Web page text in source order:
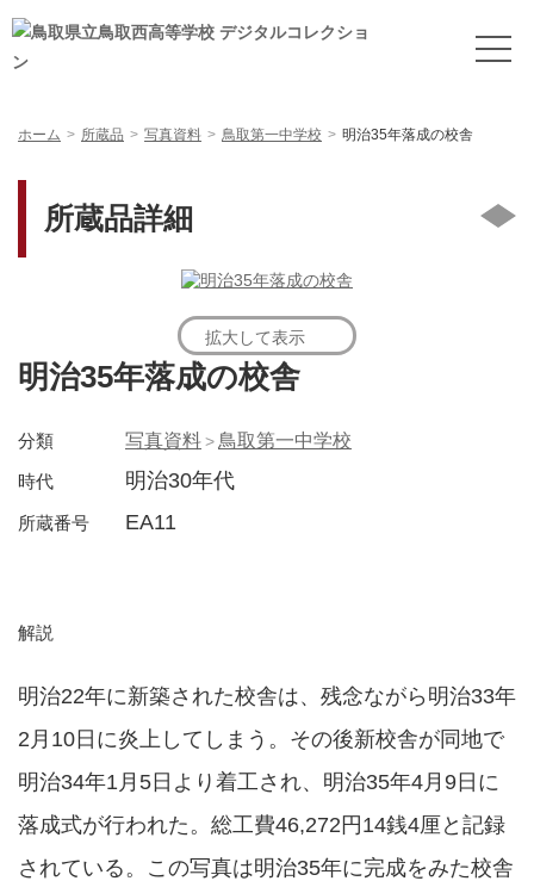
ホーム 所蔵品 写真資料 鳥取第一中学校 明治35年落成の校舎
所蔵品詳細
拡大して表示
明治35年落成の校舎
分類 写真資料
鳥取第一中学校
時代
明治30年代
所蔵番号 EA11
解説
明治22年に新築された校舎は、残念ながら明治33年
2月10日に炎上してしまう。その後新校舎が同地で
明治34年1月5日より着工され、明治35年4月9日に
落成式が行われた。総工費46,272円14銭4厘と記録
されている。この写真は明治35年に完成をみた校舎